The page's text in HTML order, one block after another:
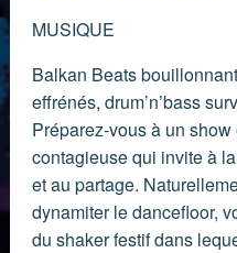
MUSIQUE
Balkan Beats
effrénés, drum’n’bass
Préparez-vous à un
contagieuse qui invite à
et au partage.
dynamiter le dancefloor,
du shaker festif dans